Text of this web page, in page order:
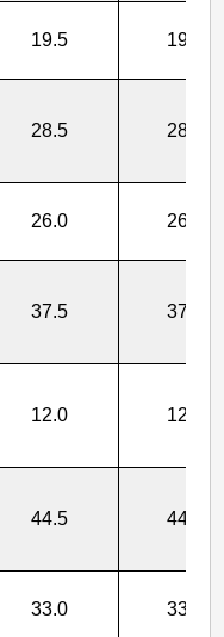
19.5 19.5
28.5 28.5
26.0 26.0
37.5 37.5
12.0 12.0
44.5 44.5
33.0 33.0